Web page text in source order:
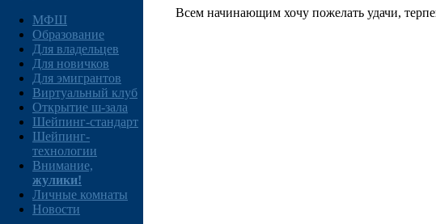
МФШ
Образование
Для владельцев
Для новичков
Для эмигрантов
Виртуальный клуб
Открытие ш-зала
Шейпинг-стандарт
Шейпинг-
технологии
Внимание,
жулики!
Личные комнаты
Новости
Всем начинающим хочу пожелать удачи,